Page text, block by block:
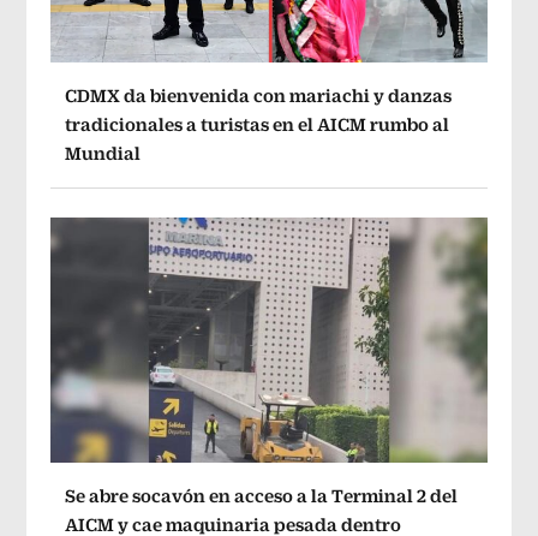
CDMX da bienvenida con mariachi y danzas
tradicionales a turistas en el AICM rumbo al
Mundial
Se abre socavón en acceso a la Terminal 2 del
AICM y cae maquinaria pesada dentro